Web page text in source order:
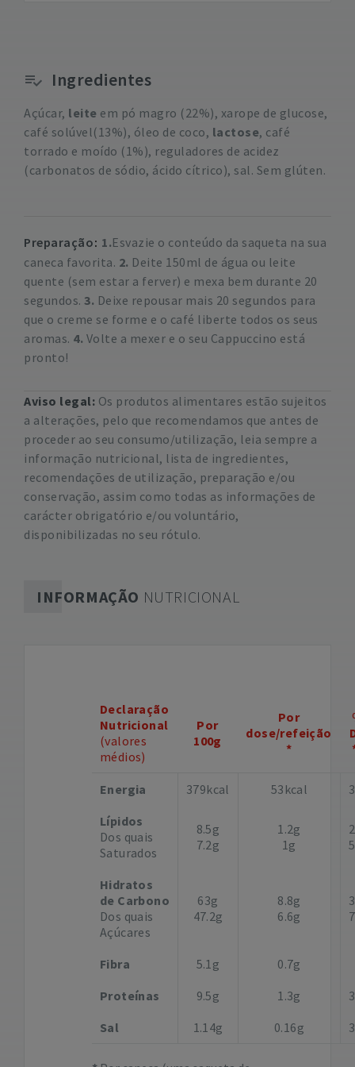
Ingredientes
Açúcar, leite em pó magro (22%), xarope de glucose,
café solúvel(13%), óleo de coco, lactose, café
torrado e moído (1%), reguladores de acidez
(carbonatos de sódio, ácido cítrico), sal. Sem glúten.
Preparação 1.Esvazie o conteúdo da saqueta na sua
caneca favorita. 2. Deite 150ml de água ou leite
quente (sem estar a ferver) e mexa bem durante 20
segundos. 3. Deixe repousar mais 20 segundos para
que o creme se forme e o café liberte todos os seus
aromas. 4. Volte a mexer e o seu Cappuccino está
pronto!
Aviso legal: Os produtos alimentares estão sujeitos
a alterações, pelo que recomendamos que antes de
proceder ao seu consumo/utilização, leia sempre a
informação nutricional, lista de ingredientes,
recomendações de utilização, preparação e/ou
conservação, assim como todas as informações de
carácter obrigatório e/ou voluntário,
disponibilizadas no seu rótulo.
INFORMAÇÃO NUTRICIONAL
Declaração
Nutricional
(valores
médios)
Por
100g
Por
dose/refeição
*
Energia 379kcal 53kcal
Lípidos
Dos quais
Saturados
8.5g
7.2g
1.2g
1g
Hidratos
de Carbono
Dos quais
Açúcares
63g
47.2g
8.8g
6.6g
Fibra 5.1g
0.7g
Proteínas
9.5g 1.3g
Sal
1.14g 0.16g